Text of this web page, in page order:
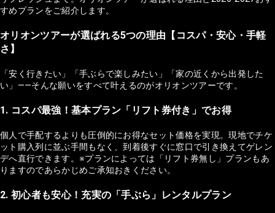
すめプランをご紹介します。
オリオンツアーが選ばれる5つの理由【コスパ・安心・手軽
さ】
「安く行きたい」「手ぶらで楽しみたい」「家の近くから出発した
い」——そんな願いをすべて叶えるのがオリオンツアーです。
1. コスパ最強！基本プラン「リフト券付き」でお得
個人で手配するよりも圧倒的にお得なセット価格を実現。現地でチケ
ット購入列に並ぶ手間もなく、到着後すぐに窓口で引き換えてゲレン
デへ直行できます。※プランによっては「リフト券無し」プランもあ
りますのであらかじめご承知おきください。
2. 初心者も安心！充実の「手ぶら」レンタルプラン